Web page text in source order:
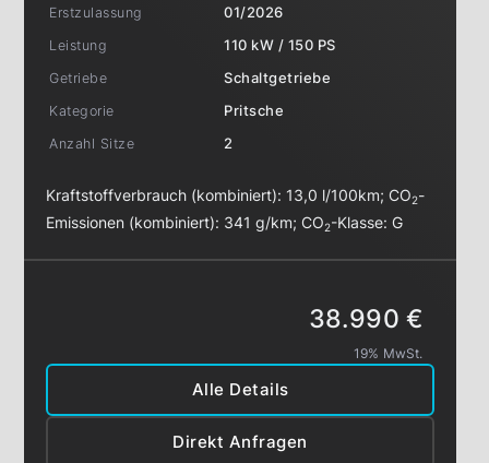
Erstzulassung
01/2026
Leistung
110 kW / 150 PS
Getriebe
Schaltgetriebe
Kategorie
Pritsche
Anzahl Sitze
2
Kraftstoffverbrauch (kombiniert): 13,0 l/100km;CO2-
Emissionen (kombiniert): 341 g/km;CO2-Klasse:G
Alle Details
Direkt Anfragen
38.990 €
19% MwSt.